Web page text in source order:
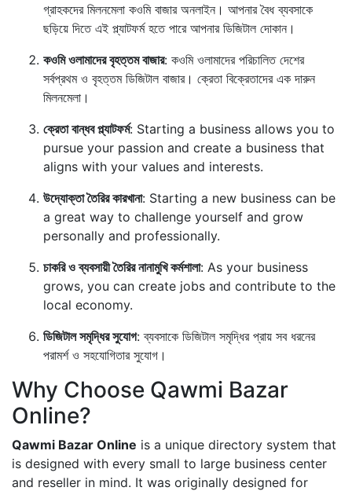
গ্রাহকদের মিলনমেলা কওমি বাজার অনলাইন। আপনার বৈধ ব্যবসাকে
ছড়িয়ে দিতে এই প্ল্যাটফর্ম হতে পারে আপনার ডিজিটাল দোকান।
কওমি ওলামাদের বৃহত্তম বাজার: কওমি ওলামাদের পরিচালিত দেশের
সর্বপ্রথম ও বৃহত্তম ডিজিটাল বাজার। ক্রেতা বিক্রেতাদের এক দারুন
মিলনমেলা।
ক্রেতা বান্ধব প্ল্যাটফর্ম: Starting a business allows you to
pursue your passion and create a business that
aligns with your values and interests.
উদ্যোক্তা তৈরির কারখানা: Starting a new business can be
a great way to challenge yourself and grow
personally and professionally.
চাকরি ও ব্যবসায়ী তৈরির নানামুখি কর্মশালা: As your business
grows, you can create jobs and contribute to the
local economy.
ডিজিটাল সমৃদ্ধির সুযোগ: ব্যবসাকে ডিজিটাল সমৃদ্ধির প্রায় সব ধরনের
পরামর্শ ও সহযোগিতার সুযোগ।
Why Choose Qawmi Bazar
Online?
Qawmi Bazar Online is a unique directory system that
is designed with every small to large business center
and reseller in mind. It was originally designed for